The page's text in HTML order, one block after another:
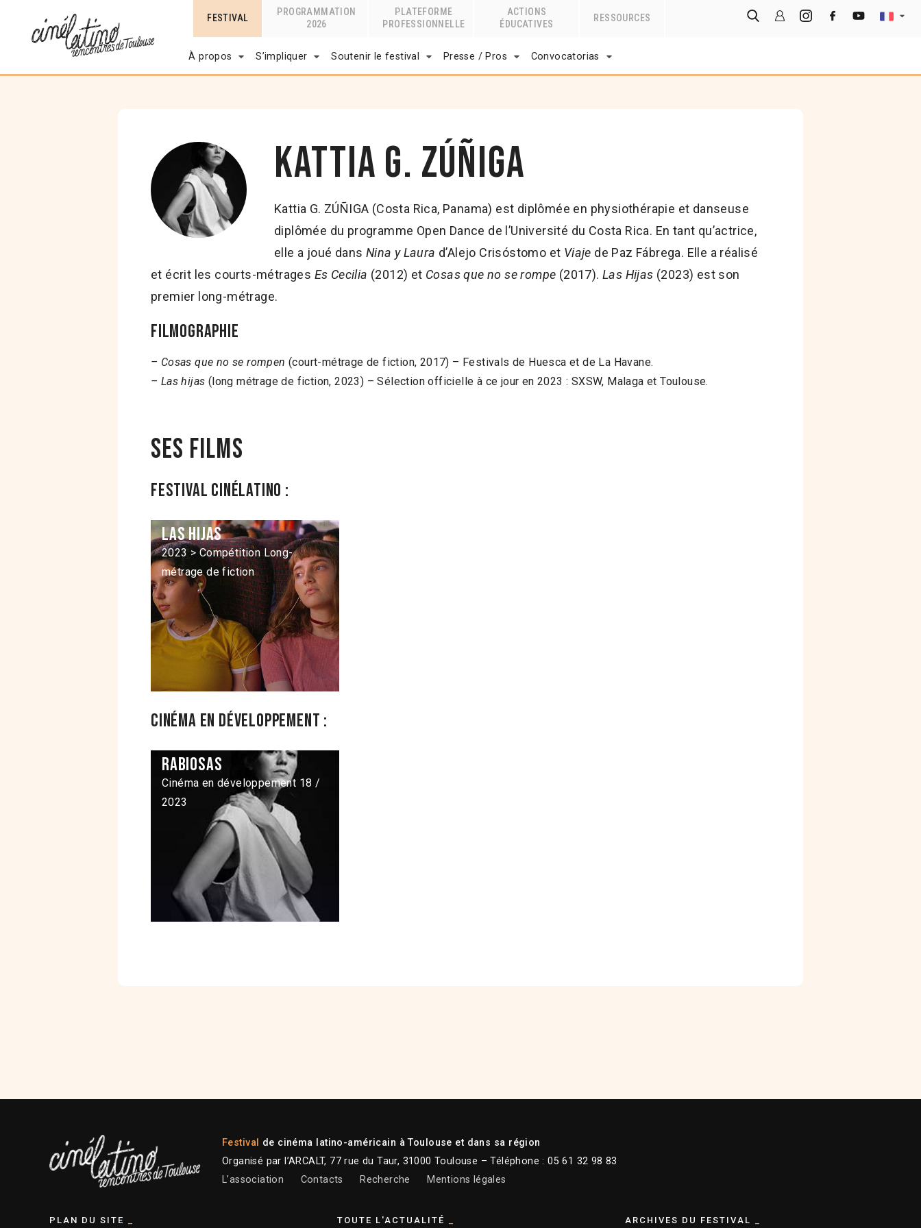
FESTIVAL
PROGRAMMATION
2026
PLATEFORME
PROFESSIONNELLE
ACTIONS
ÉDUCATIVES
RESSOURCES
À propos S’impliquer Soutenir le festival Presse / Pros Convocatorias
Kattia G. Zúñiga
Kattia G. ZÚÑIGA (Costa Rica, Panama) est diplômée en physiothérapie et danseuse
diplômée du programme Open Dance de l’Université du Costa Rica. En tant qu’actrice,
elle a joué dans Nina y Laura d’Alejo Crisóstomo et Viaje de Paz Fábrega. Elle a réalisé
et écrit les courts-métrages Es Cecilia (2012) et Cosas que no se rompe (2017).Las Hijas (2023) est son
premier long-métrage.
Filmographie
– Cosas que no se rompen (court-métrage de fiction, 2017) – Festivals de Huesca et de La Havane.
– Las hijas (long métrage de fiction, 2023) – Sélection officielle à ce jour en 2023 : SXSW, Malaga et Toulouse.
Ses films
Festival Cinélatino :
Las Hijas
2023 > Compétition Long-
métrage de fiction
Cinéma en développement :
Rabiosas
Cinéma en développement 18 /
2023
Festival de cinéma latino-américain à Toulouse et dans sa région
Organisé par l’ARCALT, 77 rue du Taur, 31000 Toulouse – Téléphone : 05 61 32 98 83
L’association
Contacts Recherche Mentions légales
PLAN DU SITE TOUTE L'ACTUALITÉ ARCHIVES DU FESTIVAL